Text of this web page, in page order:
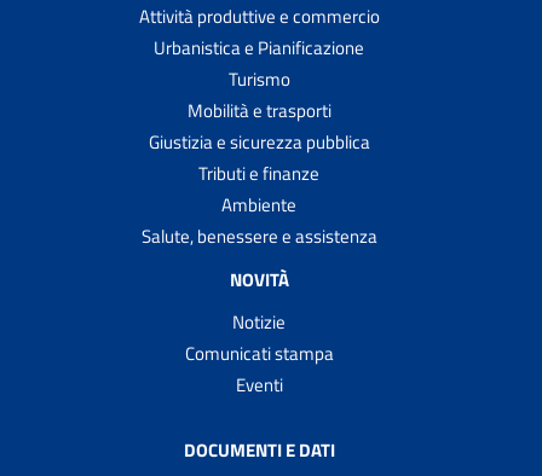
Attività produttive e commercio
Urbanistica e Pianificazione
Turismo
Mobilità e trasporti
Giustizia e sicurezza pubblica
Tributi e finanze
Ambiente
Salute, benessere e assistenza
NOVITÀ
Notizie
Comunicati stampa
Eventi
DOCUMENTI E DATI